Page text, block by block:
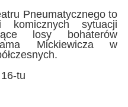
Pneumatycznego to
sytuacji
losy bohaterów
Mickiewicza w
tu